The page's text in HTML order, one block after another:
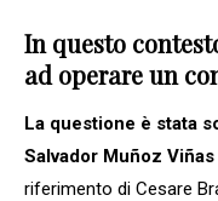
In questo
ad operare un
La questione è stata
Salvador Muñoz Viñas
riferimento di Cesare